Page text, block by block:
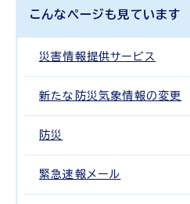
こんなページも見ています
災害情報提供サービス
新たな防災気象情報の変更
防災
緊急速報メール